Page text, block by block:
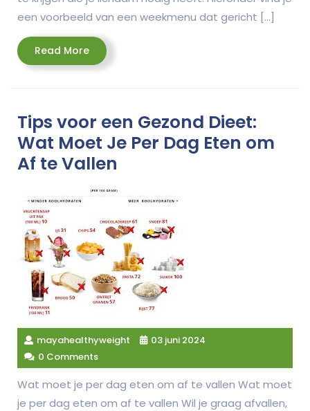
een voorbeeld van een weekmenu dat gericht […]
Read MoreRead
More
Tips voor een Gezond Dieet:
Wat Moet Je Per Dag Eten om
Af te Vallen
mayahealthyweight
03 juni 2024
0 Comments
Wat moet je per dag eten om af te vallen Wat moet
je per dag eten om af te vallen Wil je graag afvallen,